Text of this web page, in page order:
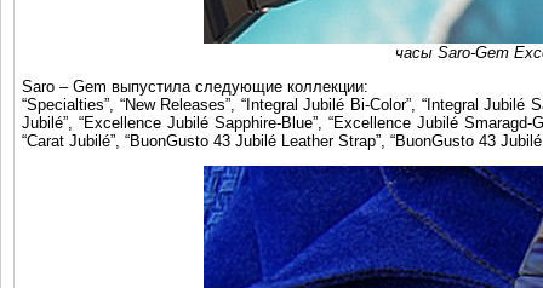
часы Saro-Gem
Saro – Gem выпустила следующие коллекции:
“Specialties”, “New Releases”, “Integral Jubilé Bi-Color”, “Integral Jubilé
Jubilé”, “Excellence Jubilé Sapphire-Blue”, “Excellence Jubilé
“Carat Jubilé”, “BuonGusto 43 Jubilé Leather Strap”, “BuonGusto 43